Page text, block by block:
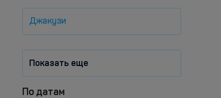
Джакузи
Показать еще
По датам